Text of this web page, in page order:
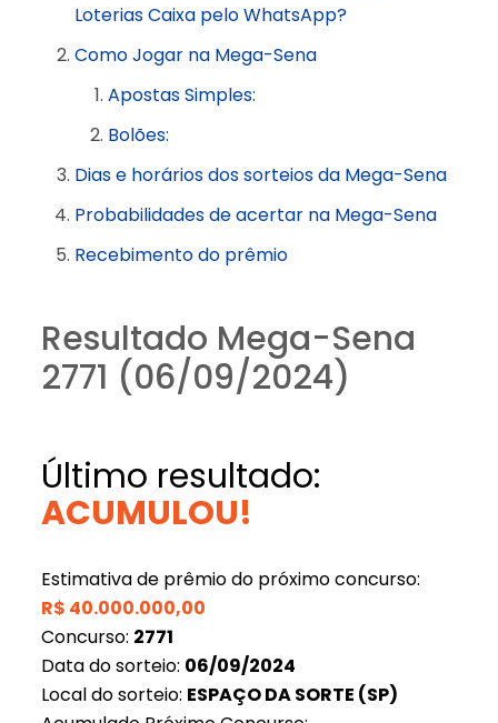
Loterias Caixa pelo WhatsApp?
Como Jogar na Mega-Sena
Apostas Simples:
Bolões:
Dias e horários dos sorteios da Mega-Sena
Probabilidades de acertar na Mega-Sena
Recebimento do prêmio
Resultado Mega-Sena
2771 (06/09/2024)
Último resultado:
ACUMULOU!
Estimativa de prêmio do próximo concurso:
R$ 40.000.000,00
Concurso: 2771
Data do sorteio: 06/09/2024
Local do sorteio: ESPAÇO DA SORTE (SP)